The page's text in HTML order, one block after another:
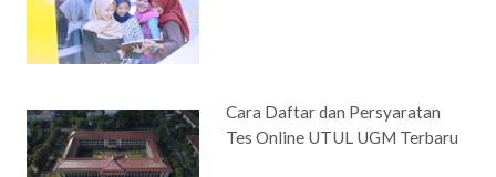
Cara Daftar dan Persyaratan
Tes Online UTUL UGM Terbaru